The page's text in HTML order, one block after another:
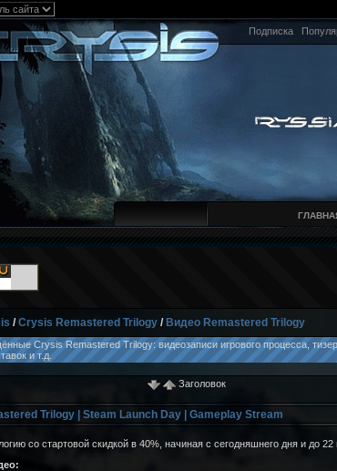
Подписка
/Crysis Remastered Trilogy/ Видео Remastered Trilogy
Crysis Remastered Trilogy: видеозаписи игрового процесса,
и т.д.
Заголовок
Trilogy | Steam Launch Day | Gameplay Stream
со стартовой скидкой в 40%, начиная с сегодняшнего дня и до 22